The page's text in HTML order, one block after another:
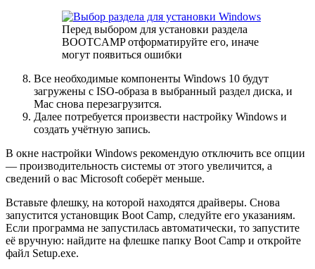
Перед выбором для установки раздела
BOOTCAMP отформатируйте его, иначе
могут появиться ошибки
Все необходимые компоненты Windows 10 будут
загружены с ISO-образа в выбранный раздел диска, и
Mac снова перезагрузится.
Далее потребуется произвести настройку Windows и
создать учётную запись.
В окне настройки Windows рекомендую отключить все опции
— производительность системы от этого увеличится, а
сведений о вас Microsoft соберёт меньше.
Вставьте флешку, на которой находятся драйверы. Снова
запустится установщик Boot Camp, следуйте его указаниям.
Если программа не запустилась автоматически, то запустите
её вручную: найдите на флешке папку Boot Camp и откройте
файл Setup.exe.